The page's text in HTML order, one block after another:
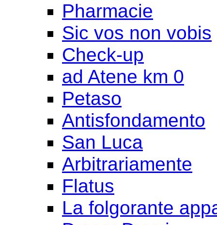
Pharmacie
Sic vos non vobis
Check-up
ad Atene km 0
Petaso
Antisfondamento
San Luca
Arbitrariamente
Flatus
La folgorante